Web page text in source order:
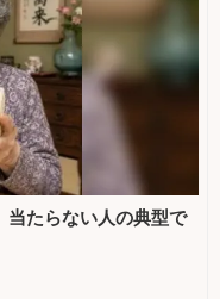
当たらない人の典型で